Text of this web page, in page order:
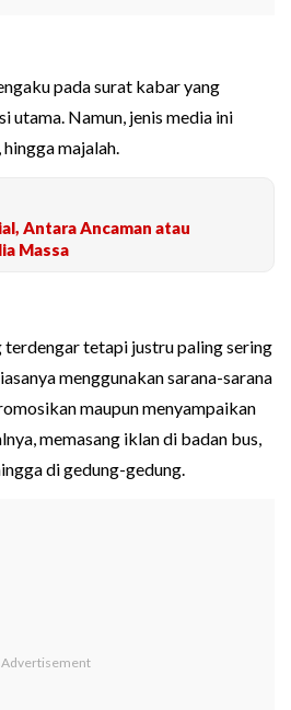
pada surat kabar yang
utama. Namun, jenis media ini
majalah.
Antara Ancaman atau
Massa
terdengar tetapi justru paling sering
menggunakan sarana-sarana
maupun menyampaikan
memasang iklan di badan bus,
di gedung-gedung.